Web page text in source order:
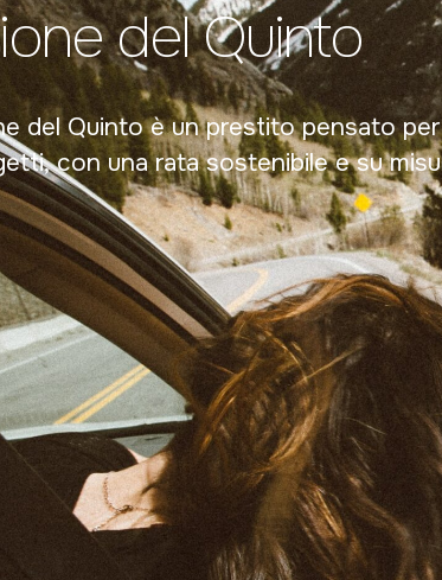
del Quinto
del Quinto è un prestito pensato
con una rata sostenibile e su